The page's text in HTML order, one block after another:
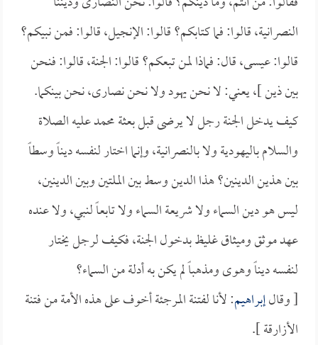
النصرانية، قالوا: فما كتابكم؟ قالوا: الإنجيل، قالوا: فمن نبيكم؟
قالوا: عيسى، قال: فماذا لمن تبعكم؟ قالوا: الجنة، قالوا: فنحن
بين ذين ]، يعني: لا نحن يهود ولا نحن نصارى، نحن بينكما.
كيف يدخل الجنة رجل لا يرضى قبل بعثة محمد عليه الصلاة
والسلام باليهودية ولا بالنصرانية، وإنما اختار لنفسه ديناً وسطاً
بين هذين الدينين؟ هذا الدين وسط بين الملتين وبين الدينين،
ليس هو دين السماء ولا شريعة السماء ولا تابعاً لنبي، ولا عنده
عهد موثق وميثاق غليظ بدخول الجنة، فكيف لرجل يختار
لنفسه ديناً وهوى ومذهباً لم يكن به أدلة من السماء؟
[ وقالإبراهيم: لأنا لفتنة المرجئة أخوف على هذه الأمة من فتنة
الأزارقة ].